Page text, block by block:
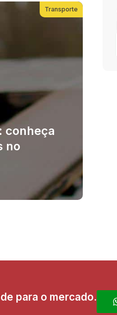
Transporte
conheça
no
para o mercado.